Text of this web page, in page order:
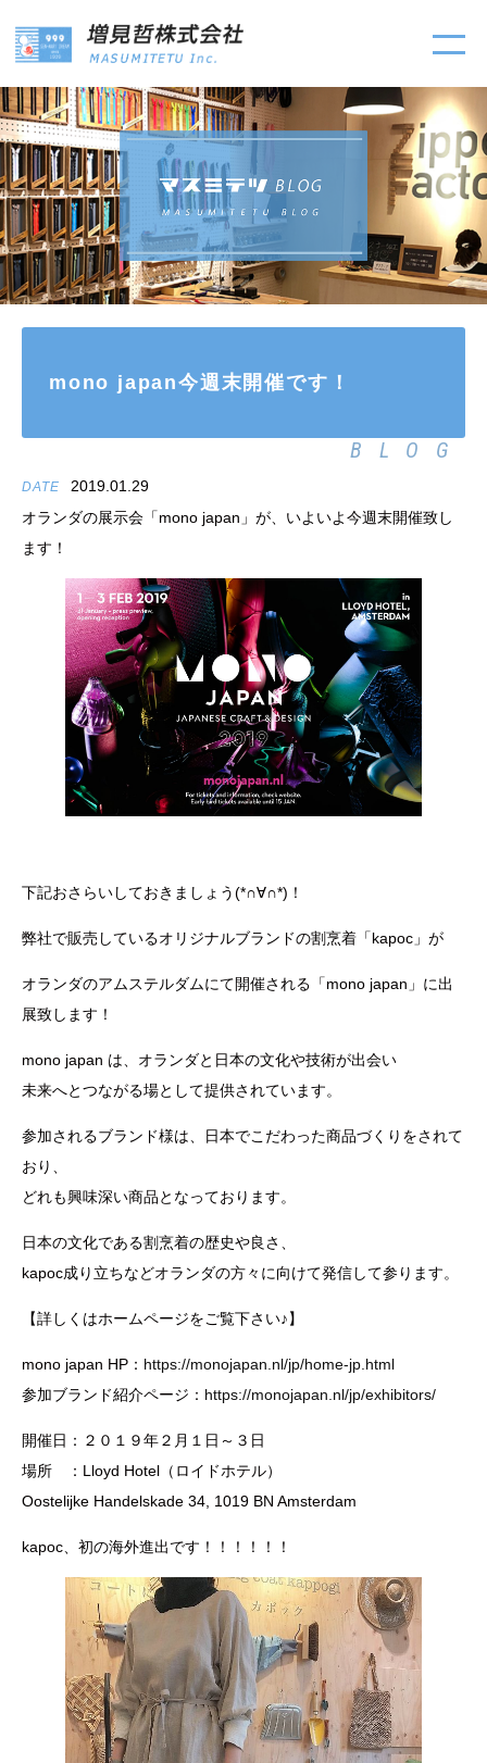
mono japan今週末開催です！
BLOG
DATE
2019.01.29
オランダの展示会「mono japan」が、いよいよ今週末開催致し
ます！
下記おさらいしておきましょう(*∩∀∩*)！
弊社で販売しているオリジナルブランドの割烹着「kapoc」が
オランダのアムステルダムにて開催される「mono japan」に出
展致します！
mono japan は、オランダと日本の文化や技術が出会い
未来へとつながる場として提供されています。
参加されるブランド様は、日本でこだわった商品づくりをされて
おり、
どれも興味深い商品となっております。
日本の文化である割烹着の歴史や良さ、
kapoc成り立ちなどオランダの方々に向けて発信して参ります。
【詳しくはホームページをご覧下さい♪】
mono japan HP： https://monojapan.nl/jp/home-jp.html
参加ブランド紹介ページ： https://monojapan.nl/jp/exhibitors/
開催日：２０１９年２月１日～３日
場所 ：Lloyd Hotel（ロイドホテル）
Oostelijke Handelskade 34, 1019 BN Amsterdam
kapoc、初の海外進出です！！！！！！